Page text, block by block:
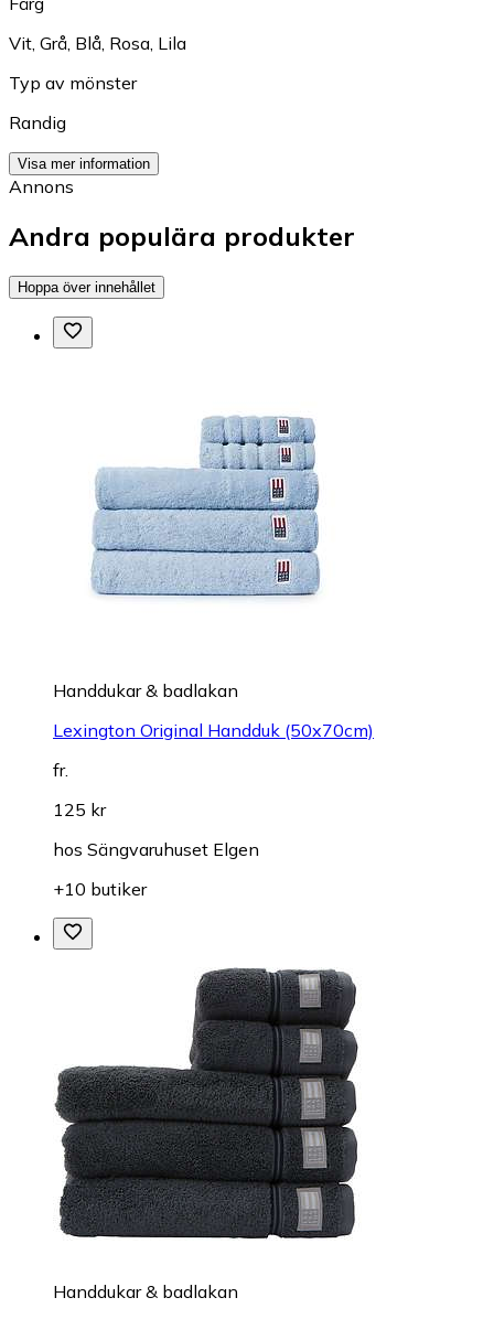
Vit, Grå, Blå, Rosa, Lila
Typ av mönster
Randig
Visa mer information
Annons
Andra populära produkter
Hoppa över innehållet
Handdukar & badlakan
Lexington Original Handduk (50x70cm)
fr.
125 kr
hos Sängvaruhuset Elgen
+10 butiker
Handdukar & badlakan